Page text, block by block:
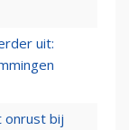
uit:
onrust bij